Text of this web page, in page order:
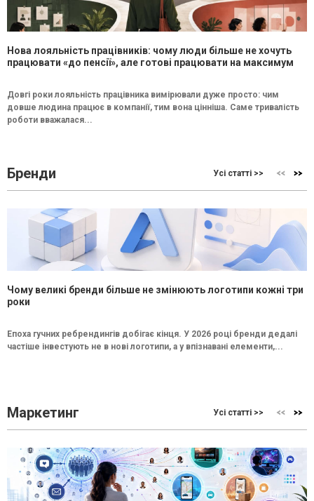
Нова лояльність працівників: чому люди більше не хочуть
працювати «до пенсії», але готові працювати на максимум
Довгі роки лояльність працівника вимірювали дуже просто: чим
довше людина працює в компанії, тим вона цінніша. Саме тривалість
роботи вважалася...
Бренди Усі статті >>
Чому великі бренди більше не змінюють логотипи кожні три
роки
Епоха гучних ребрендингів добігає кінця. У 2026 році бренди дедалі
частіше інвестують не в нові логотипи, а у впізнавані елементи,...
Маркетинг Усі статті >>